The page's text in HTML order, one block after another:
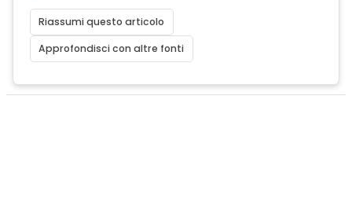
Riassumi questo articolo
Approfondisci con altre fonti